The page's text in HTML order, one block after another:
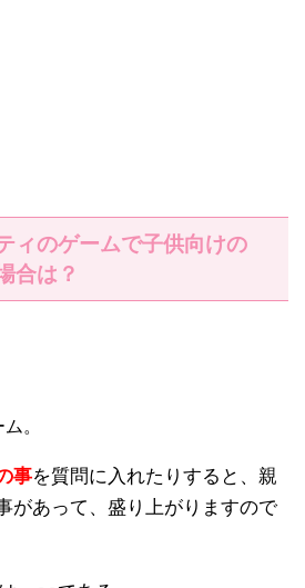
ィのゲームで子供向けの
合は？
。
事を質問に入れたりすると、親
があって、盛り上がりますので